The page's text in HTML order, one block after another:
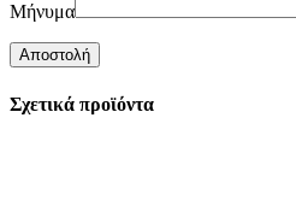
Μήνυμα
Σχετικά προϊόντα